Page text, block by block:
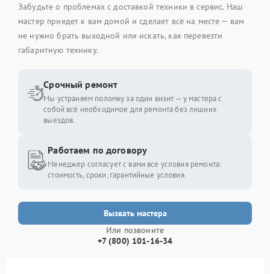
Забудьте о проблемах с доставкой техники в сервис. Наш
мастер приедет к вам домой и сделает всё на месте — вам
не нужно брать выходной или искать, как перевезти
габаритную технику.
Вызвать мастера
Или позвоните
+7 (800) 101-16-34
Срочный ремонт
Мы устраняем поломку за один визит — у мастера с
собой всё необходимое для ремонта без лишних
выездов.
Работаем по договору
Менеджер согласует с вами все условия ремонта:
стоимость, сроки, гарантийные условия.